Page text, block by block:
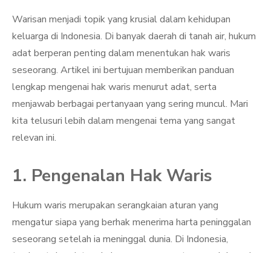
Warisan menjadi topik yang krusial dalam kehidupan
keluarga di Indonesia. Di banyak daerah di tanah air, hukum
adat berperan penting dalam menentukan hak waris
seseorang. Artikel ini bertujuan memberikan panduan
lengkap mengenai hak waris menurut adat, serta
menjawab berbagai pertanyaan yang sering muncul. Mari
kita telusuri lebih dalam mengenai tema yang sangat
relevan ini.
1. Pengenalan Hak Waris
Hukum waris merupakan serangkaian aturan yang
mengatur siapa yang berhak menerima harta peninggalan
seseorang setelah ia meninggal dunia. Di Indonesia,